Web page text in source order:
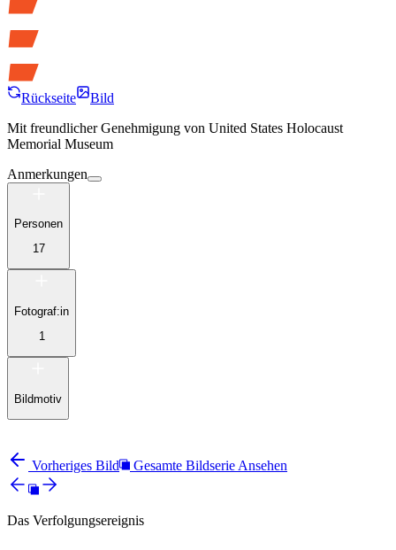
Rückseite
Bild
Mit freundlicher Genehmigung von United States Holocaust
Memorial Museum
Anmerkungen
Personen
17
Fotograf:in
1
Bildmotiv
Vorheriges Bild Gesamte Bildserie Ansehen
Das Verfolgungsereignis